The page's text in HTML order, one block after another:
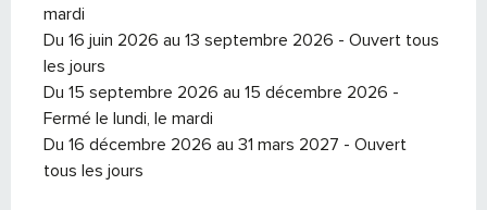
mardi
Du 16 juin 2026 au 13 septembre 2026 - Ouvert tous
les jours
Du 15 septembre 2026 au 15 décembre 2026 -
Fermé le lundi, le mardi
Du 16 décembre 2026 au 31 mars 2027 - Ouvert
tous les jours